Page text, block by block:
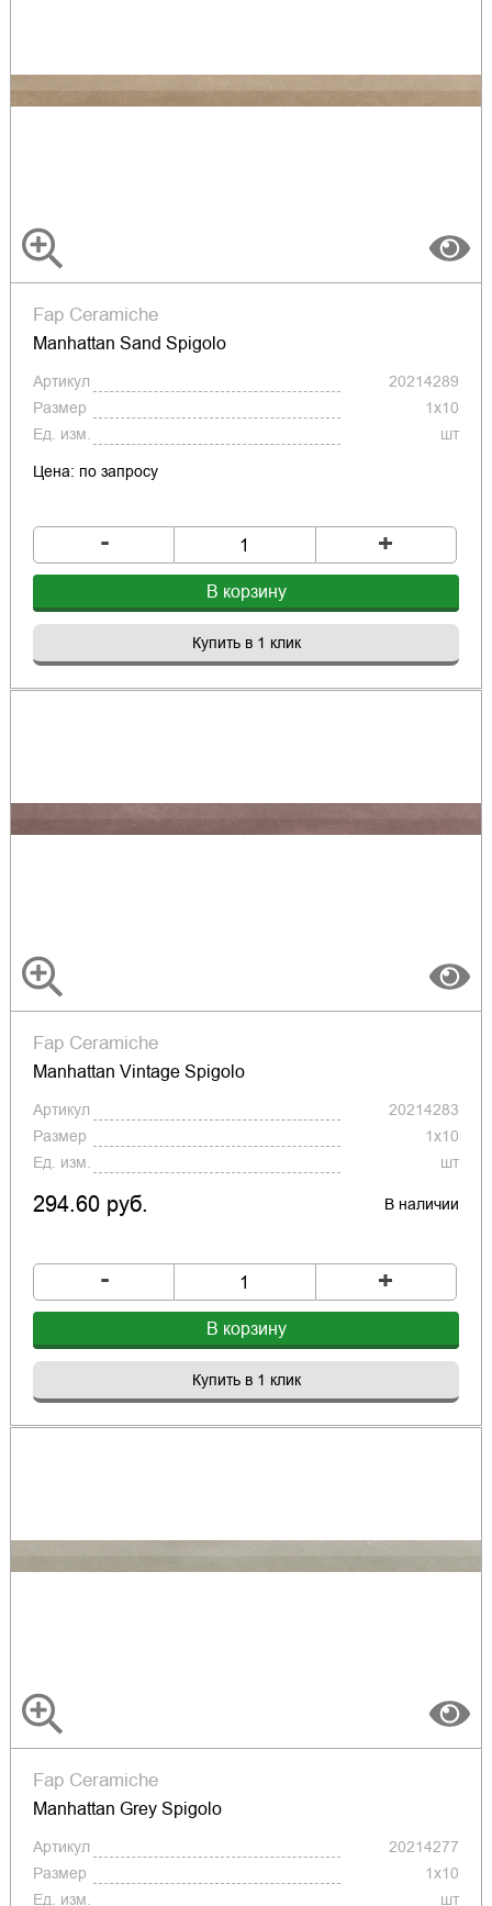
Fap Ceramiche
Manhattan Sand Spigolo
Артикул
20214289
Размер
1x10
Ед. изм.
шт
Цена: по запросу
- +
В корзину
Купить в 1 клик
Fap Ceramiche
Manhattan Vintage Spigolo
Артикул
20214283
Размер
1x10
Ед. изм.
шт
294.60 руб. В наличии
- +
В корзину
Купить в 1 клик
Fap Ceramiche
Manhattan Grey Spigolo
Артикул
20214277
Размер
1x10
Ед. изм.
шт